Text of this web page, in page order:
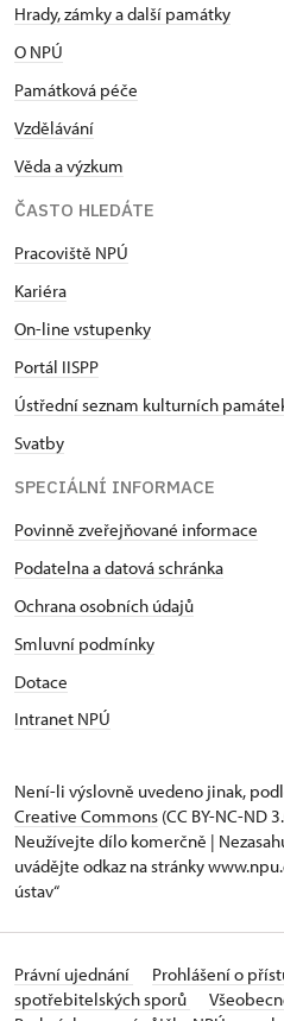
Hrady, zámky a další památky
O NPÚ
Památková péče
Vzdělávání
Věda a výzkum
ČASTO HLEDÁTE
Pracoviště NPÚ
Kariéra
On-line vstupenky
Portál IISPP
Ústřední seznam kulturních
Svatby
SPECIÁLNÍ INFORMACE
Povinně zveřejňované informace
Podatelna a datová schránka
Ochrana osobních údajů
Smluvní podmínky
Dotace
Intranet NPÚ
Není-li výslovně uvedeno jinak,
Creative Commons (CC BY-NC-ND
Neužívejte dílo komerčně |
uvádějte odkaz na stránky
ústav“
Právní ujednání Prohlášení o
spotřebitelských sporů